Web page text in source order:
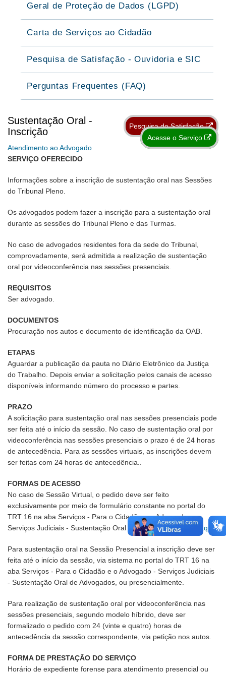
Pesquisa de Satisfação
Sustentação Oral -
Inscrição
Acesse o Serviço
Atendimento ao Advogado
SERVIÇO OFERECIDO
Informações sobre a inscrição de sustentação oral nas Sessões
do Tribunal Pleno.
Os advogados podem fazer a inscrição para a sustentação oral
durante as sessões do Tribunal Pleno e das Turmas.
No caso de advogados residentes fora da sede do Tribunal,
comprovadamente, será admitida a realização de sustentação
oral por videoconferência nas sessões presenciais.
REQUISITOS
Ser advogado.
DOCUMENTOS
Procuração nos autos e documento de identificação da OAB.
ETAPAS
Aguardar a publicação da pauta no Diário Eletrônico da Justiça
do Trabalho. Depois enviar a solicitação pelos canais de acesso
disponíveis informando número do processo e partes.
PRAZO
A solicitação para sustentação oral nas sessões presenciais pode
ser feita até o início da sessão. No caso de sustentação oral por
videoconferência nas sessões presenciais o prazo é de 24 horas
de antecedência. Para as sessões virtuais, as inscrições devem
ser feitas com 24 horas de antecedência..
FORMAS DE ACESSO
No caso de Sessão Virtual, o pedido deve ser feito
exclusivamente por meio de formulário constante no portal do
TRT 16 na aba Serviços - Para o Cidadão e o Advogado -
Serviços Judiciais - Sustentação Oral de Advogados.Clique aqui
Para sustentação oral na Sessão Presencial a inscrição deve ser
feita até o início da sessão, via sistema no portal do TRT 16 na
aba Serviços - Para o Cidadão e o Advogado - Serviços Judiciais
- Sustentação Oral de Advogados, ou presencialmente.
Para realização de sustentação oral por videoconferência nas
sessões presenciais, segundo modelo híbrido, deve ser
formalizado o pedido com 24 (vinte e quatro) horas de
antecedência da sessão correspondente, via petição nos autos.
FORMA DE PRESTAÇÃO DO SERVIÇO
Horário de expediente forense para atendimento presencial ou
Geral de Proteção de Dados (LGPD)
Carta de Serviços ao Cidadão
Pesquisa de Satisfação - Ouvidoria e SIC
Perguntas Frequentes (FAQ)